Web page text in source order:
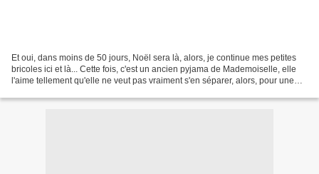
Et oui, dans moins de 50 jours, Noël sera là, alors, je continue mes petites
bricoles ici et là... Cette fois, c'est un ancien pyjama de Mademoiselle, elle
l'aime tellement qu'elle ne veut pas vraiment s'en séparer, alors, pour une